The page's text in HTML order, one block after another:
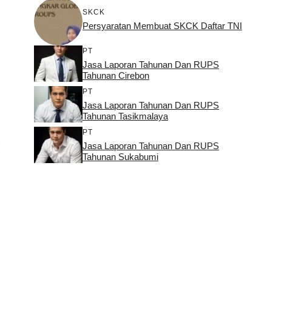
SKCK
Persyaratan Membuat SKCK Daftar TNI
PT
Jasa Laporan Tahunan Dan RUPS
Tahunan Cirebon
PT
Jasa Laporan Tahunan Dan RUPS
Tahunan Tasikmalaya
PT
Jasa Laporan Tahunan Dan RUPS
Tahunan Sukabumi